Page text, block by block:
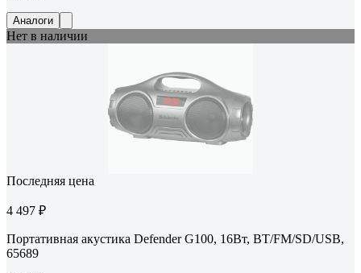
Аналоги
Нет в наличии
Последняя цена
4 497 ₽
Портативная акустика Defender G100, 16Вт, BT/FM/SD/USB,
65689